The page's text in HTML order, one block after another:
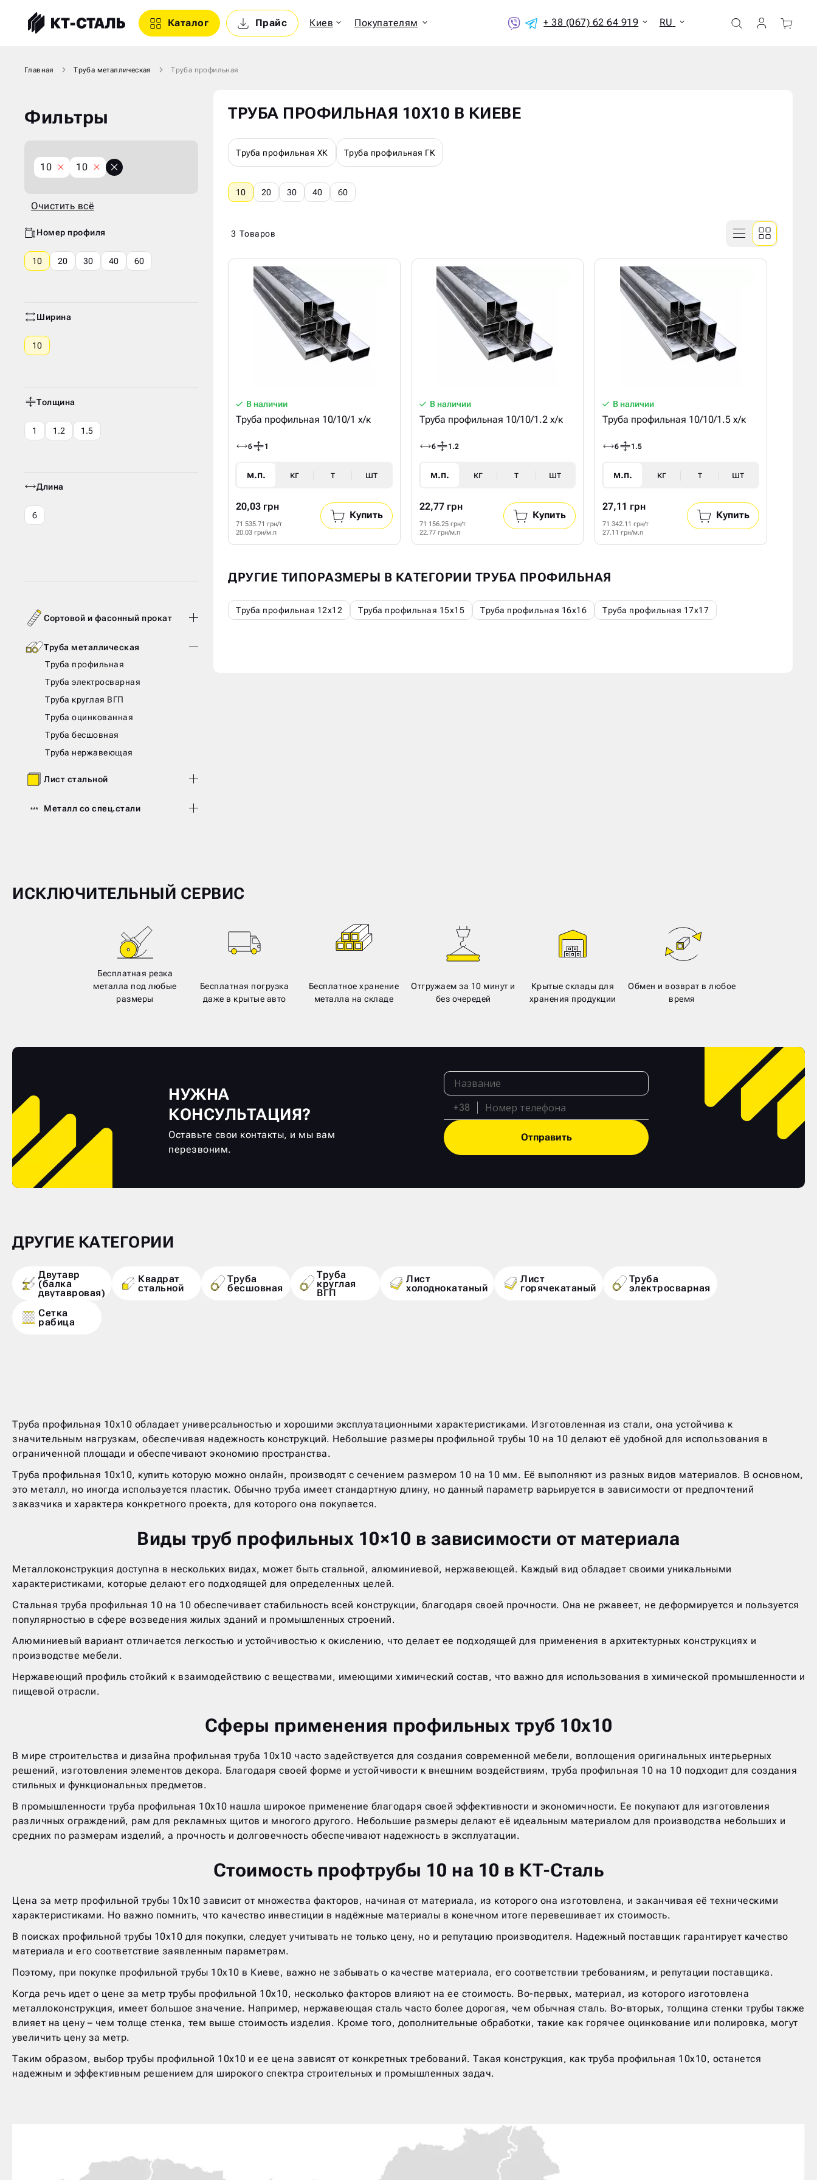
+ 38 (067) 62 64 919 RU
Каталог Прайс Киев Покупателям
Главная Труба металлическая Труба профильная
Фильтры
10 X 10 X
Очистить
Очистить всё
Номер профиля
10 20 30 40 60
Ширина
10
Толщина
1 1.2 1.5
Длина
6
ТРУБА ПРОФИЛЬНАЯ 10Х10 В КИЕВЕ
Труба профильная ХК Труба профильная ГК
10 20 30 40 60
3 Товаров
В наличии
Труба профильная 10/10/1 х/к
6 1
м.п. кг т шт
20,03 грн
71 535.71 грн/т
20.03 грн/м.п
Купить
В наличии
Труба профильная 10/10/1.2 х/к
6 1.2
м.п. кг т шт
22,77 грн
71 156.25 грн/т
22.77 грн/м.п
Купить
В наличии
Труба профильная 10/10/1.5 х/к
6 1.5
м.п. кг т шт
27,11 грн
71 342.11 грн/т
27.11 грн/м.п
Купить
ДРУГИЕ ТИПОРАЗМЕРЫ В КАТЕГОРИИ ТРУБА ПРОФИЛЬНАЯ
Труба профильная 12х12 Труба профильная 15х15 Труба профильная 16х16 Труба профильная 17х17
Сортовой и фасонный прокат
Труба металлическая
Труба профильная
Труба электросварная
Труба круглая ВГП
Труба оцинкованная
Труба бесшовная
Труба нержавеющая
Лист стальной
Металл со спец.стали
ИСКЛЮЧИТЕЛЬНЫЙ СЕРВИС
Бесплатная резка
металла под любые
размеры
Бесплатная погрузка
даже в крытые авто
Бесплатное хранение
металла на складе
Отгружаем за 10 минут и
без очередей
Крытые склады для
хранения продукции
Обмен и возврат в любое
время
НУЖНА
КОНСУЛЬТАЦИЯ?
Оставьте свои контакты, и мы вам
перезвоним.
+38
Отправить
ДРУГИЕ КАТЕГОРИИ
Двутавр
(балка
двутавровая)
Квадрат
стальной
Труба
бесшовная
Труба
круглая
ВГП
Лист
холоднокатаный
Лист
горячекатаный
Труба
электросварная
Сетка
рабица
Труба профильная 10х10 обладает универсальностью и хорошими эксплуатационными характеристиками. Изготовленная из стали, она устойчива к
значительным нагрузкам, обеспечивая надежность конструкций. Небольшие размеры профильной трубы 10 на 10 делают её удобной для использования в
ограниченной площади и обеспечивают экономию пространства.
Труба профильная 10х10, купить которую можно онлайн, производят с сечением размером 10 на 10 мм. Её выполняют из разных видов материалов. В основном,
это металл, но иногда используется пластик. Обычно труба имеет стандартную длину, но данный параметр варьируется в зависимости от предпочтений
заказчика и характера конкретного проекта, для которого она покупается.
Виды труб профильных 10×10 в зависимости от материала
Металлоконструкция доступна в нескольких видах, может быть стальной, алюминиевой, нержавеющей. Каждый вид обладает своими уникальными
характеристиками, которые делают его подходящей для определенных целей.
Стальная труба профильная 10 на 10 обеспечивает стабильность всей конструкции, благодаря своей прочности. Она не ржавеет, не деформируется и пользуется
популярностью в сфере возведения жилых зданий и промышленных строений.
Алюминиевый вариант отличается легкостью и устойчивостью к окислению, что делает ее подходящей для применения в архитектурных конструкциях и
производстве мебели.
Нержавеющий профиль стойкий к взаимодействию с веществами, имеющими химический состав, что важно для использования в химической промышленности и
пищевой отрасли.
Сферы применения профильных труб 10х10
В мире строительства и дизайна профильная труба 10х10 часто задействуется для создания современной мебели, воплощения оригинальных интерьерных
решений, изготовления элементов декора. Благодаря своей форме и устойчивости к внешним воздействиям, труба профильная 10 на 10 подходит для создания
стильных и функциональных предметов.
В промышленности труба профильная 10х10 нашла широкое применение благодаря своей эффективности и экономичности. Ее покупают для изготовления
различных ограждений, рам для рекламных щитов и многого другого. Небольшие размеры делают её идеальным материалом для производства небольших и
средних по размерам изделий, а прочность и долговечность обеспечивают надежность в эксплуатации.
Стоимость профтрубы 10 на 10 в КТ-Сталь
Цена за метр профильной трубы 10х10 зависит от множества факторов, начиная от материала, из которого она изготовлена, и заканчивая её техническими
характеристиками. Но важно помнить, что качество инвестиции в надёжные материалы в конечном итоге перевешивает их стоимость.
В поисках профильной трубы 10х10 для покупки, следует учитывать не только цену, но и репутацию производителя. Надежный поставщик гарантирует качество
материала и его соответствие заявленным параметрам.
Поэтому, при покупке профильной трубы 10х10 в Киеве, важно не забывать о качестве материала, его соответствии требованиям, и репутации поставщика.
Когда речь идет о цене за метр трубы профильной 10х10, несколько факторов влияют на ее стоимость. Во-первых, материал, из которого изготовлена
металлоконструкция, имеет большое значение. Например, нержавеющая сталь часто более дорогая, чем обычная сталь. Во-вторых, толщина стенки трубы также
влияет на цену – чем толще стенка, тем выше стоимость изделия. Кроме того, дополнительные обработки, такие как горячее оцинкование или полировка, могут
увеличить цену за метр.
Таким образом, выбор трубы профильной 10х10 и ее цена зависят от конкретных требований. Такая конструкция, как труба профильная 10х10, останется
надежным и эффективным решением для широкого спектра строительных и промышленных задач.